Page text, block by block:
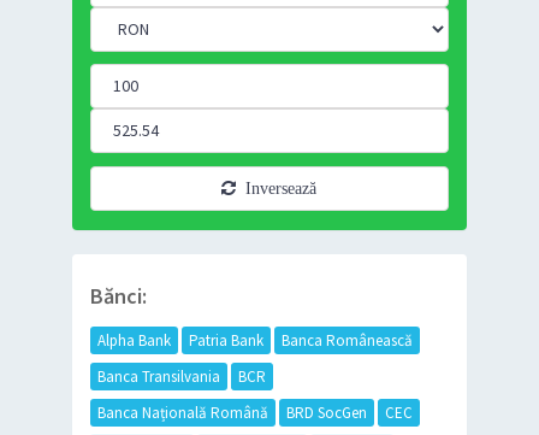
Inversează
Bănci:
Alpha Bank Patria Bank
Banca Românească
Banca Transilvania
BCR
Banca Națională Română
BRD SocGen
CEC